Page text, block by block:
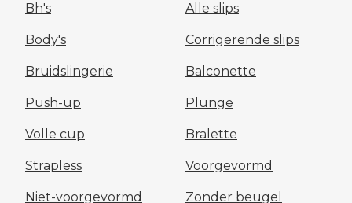
Bh's Alle slips
Body's Corrigerende slips
Bruidslingerie Balconette
Push-up Plunge
Volle cup Bralette
Strapless Voorgevormd
Niet-voorgevormd Zonder beugel